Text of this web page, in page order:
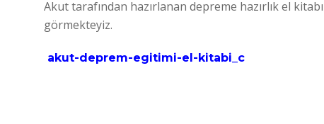
Akut tarafından hazırlanan depreme hazırlık el
görmekteyiz.
akut-deprem-egitimi-el-kitabi_c